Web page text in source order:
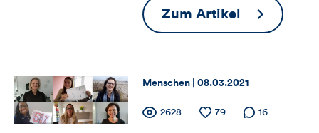
und
dieses
Artikels
Zum Artikel
Tipps
gute
Mail
Thema:
Menschen | Datum:
08.03.2021
Zähler
Anzahl
2628
Anzahl
79
Anzahl der
16